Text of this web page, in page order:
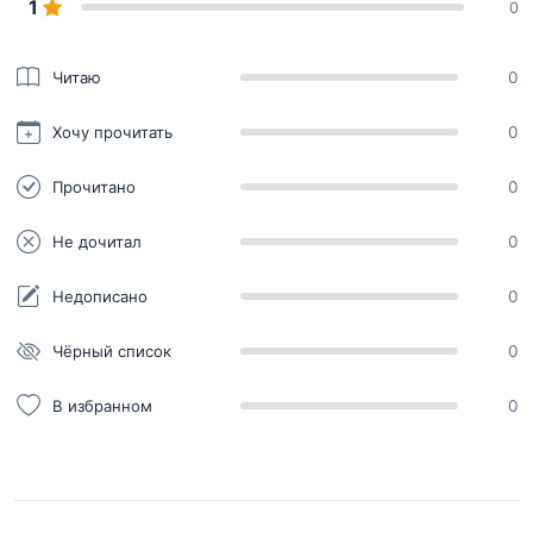
1 0
Читаю 0
Хочу прочитать 0
Прочитано 0
Не дочитал 0
Недописано 0
Чёрный список 0
В избранном 0